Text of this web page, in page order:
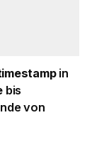
in
bis
von